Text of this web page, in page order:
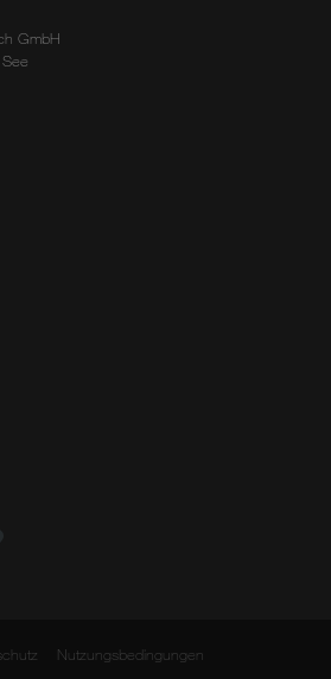
GmbH
Nutzungsbedingungen